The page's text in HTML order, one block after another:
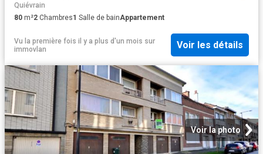
Quiévrain
80 m²2 Chambres1 Salle de bainAppartement
Vu la première fois il y a plus d'un mois sur
immovlan
Voir les détails
Voir la photo